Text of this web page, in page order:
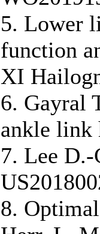
5. Lower
function
XI
6. Gayral
ankle link
7. Lee D.-
8.